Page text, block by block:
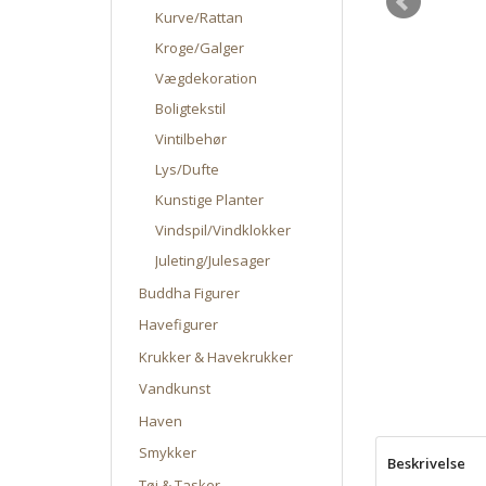
Kurve/Rattan
Kroge/Galger
Vægdekoration
Boligtekstil
Vintilbehør
Lys/Dufte
Kunstige Planter
Vindspil/Vindklokker
Juleting/Julesager
Buddha Figurer
Havefigurer
Krukker & Havekrukker
Vandkunst
Haven
Smykker
Beskrivelse